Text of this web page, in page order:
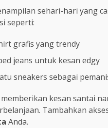
sehari-hari yang
seperti:
grafis yang trendy
jeans untuk kesan edgy
sneakers sebagai
kesan santai
Tambahkan
Anda.